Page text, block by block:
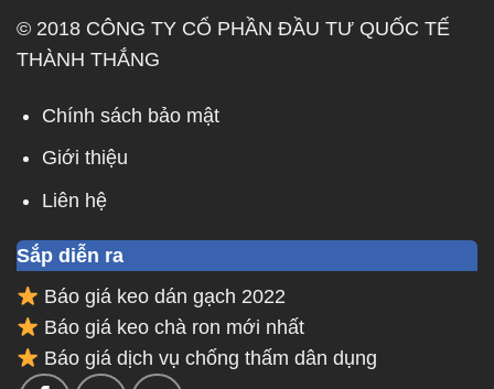
© 2018 CÔNG TY CỔ PHẦN ĐẦU TƯ QUỐC TẾ
THÀNH THẮNG
Chính sách bảo mật
Giới thiệu
Liên hệ
Sắp diễn ra
Báo giá keo dán gạch 2022
Báo giá keo chà ron mới nhất
Báo giá dịch vụ chống thấm dân dụng